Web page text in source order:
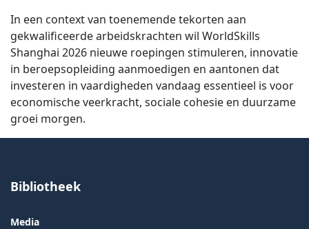
In een context van toenemende tekorten aan
gekwalificeerde arbeidskrachten wil WorldSkills
Shanghai 2026 nieuwe roepingen stimuleren, innovatie
in beroepsopleiding aanmoedigen en aantonen dat
investeren in vaardigheden vandaag essentieel is voor
economische veerkracht, sociale cohesie en duurzame
groei morgen.
Bibliotheek
Media